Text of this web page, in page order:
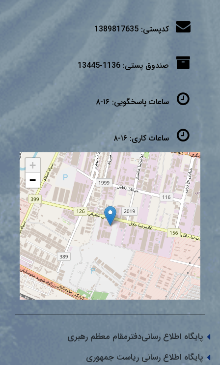
کدپستی: 1389817635
صندوق پستی: 1136-13445
ساعات پاسخگویی: ۱۶-۸
ساعات کاری: ۱۶-۸
+
−
پایگاه اطلاع رسانی‌دفترمقام معظم رهبری
پایگاه اطلاع رسانی ریاست جمهوری